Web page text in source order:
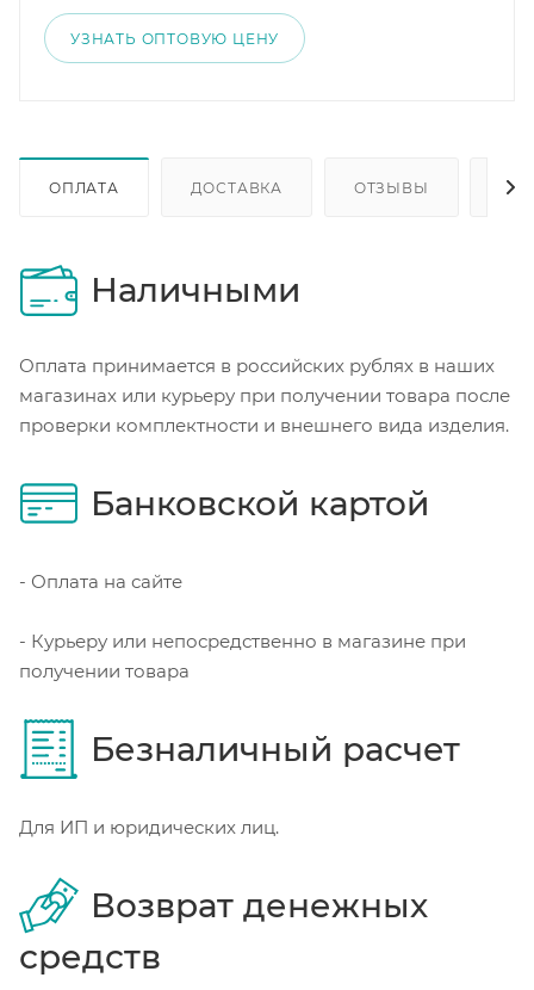
УЗНАТЬ ОПТОВУЮ ЦЕНУ
ОПЛАТА ДОСТАВКА ОТЗЫВЫ
Наличными
Оплата принимается в российских рублях в наших
магазинах или курьеру при получении товара после
проверки комплектности и внешнего вида изделия.
Банковской картой
- Оплата на сайте
- Курьеру или непосредственно в магазине при
получении товара
Безналичный расчет
Для ИП и юридических лиц.
Возврат денежных
средств